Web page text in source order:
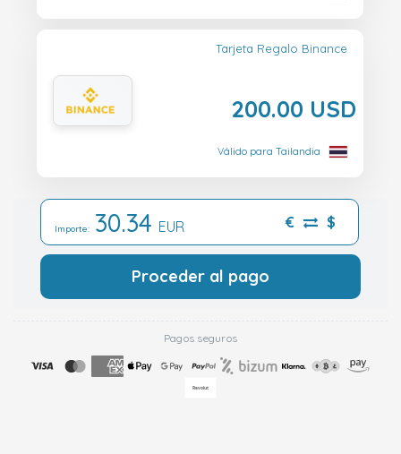
Tarjeta Regalo Binance
200.00 USD
Válido para Tailandia
Importe: 30.34 EUR € $
Proceder al pago
Pagos seguros